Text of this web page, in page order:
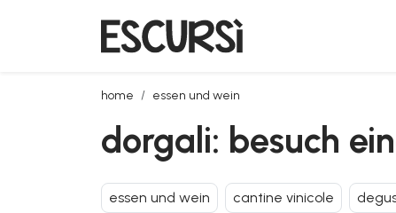
home essen und wein
dorgali: besuch einer weinkellerei mit verkostung
dorgali: besuch
essen und wein cantine vinicole